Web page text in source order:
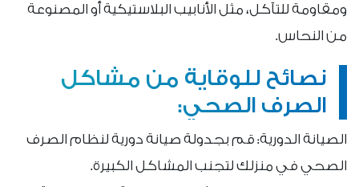
ومقاومة للتآكل، مثل الأنابيب البلاستيكية أو المصنوعة
من النحاس.
نصائح للوقاية من مشاكل
الصرف الصحي:
الصيانة الدورية: قم بجدولة صيانة دورية لنظام الصرف
الصحي في منزلك لتجنب المشاكل الكبيرة.